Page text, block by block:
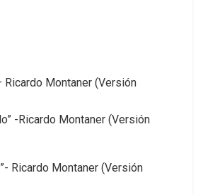
Ricardo Montaner (Versión
-Ricardo Montaner (Versión
Ricardo Montaner (Versión